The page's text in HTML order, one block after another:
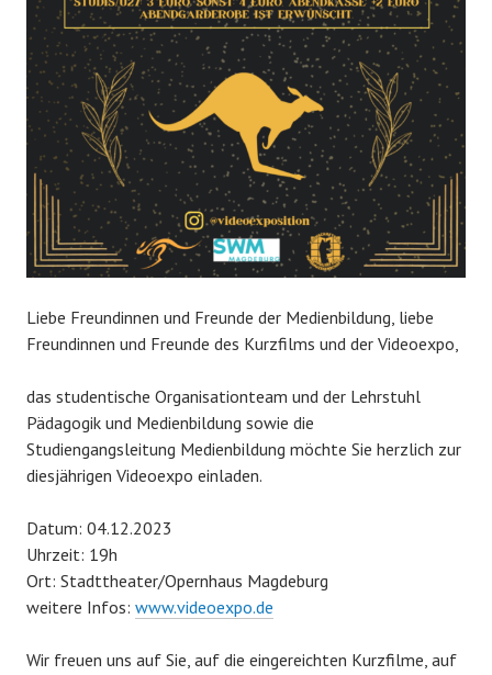
Liebe Freundinnen und Freunde der Medienbildung, liebe
Freundinnen und Freunde des Kurzfilms und der Videoexpo,
das studentische Organisationteam und der Lehrstuhl
Pädagogik und Medienbildung sowie die
Studiengangsleitung Medienbildung möchte Sie herzlich zur
diesjährigen Videoexpo einladen.
Datum: 04.12.2023
Uhrzeit: 19h
Ort: Stadttheater/Opernhaus Magdeburg
weitere Infos: www.videoexpo.de
Wir freuen uns auf Sie, auf die eingereichten Kurzfilme, auf